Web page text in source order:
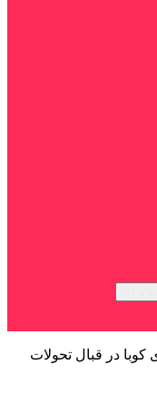
در قبال تحولات